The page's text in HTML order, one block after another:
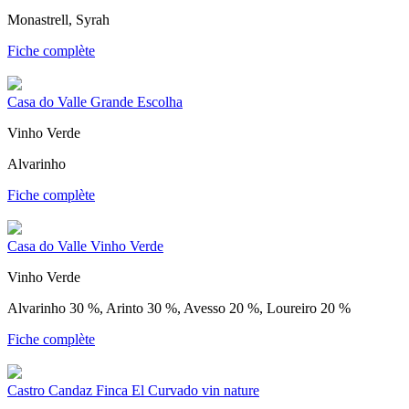
Monastrell, Syrah
Fiche complète
Casa do Valle Grande Escolha
Vinho Verde
Alvarinho
Fiche complète
Casa do Valle Vinho Verde
Vinho Verde
Alvarinho 30 %, Arinto 30 %, Avesso 20 %, Loureiro 20 %
Fiche complète
Castro Candaz Finca El Curvado vin nature